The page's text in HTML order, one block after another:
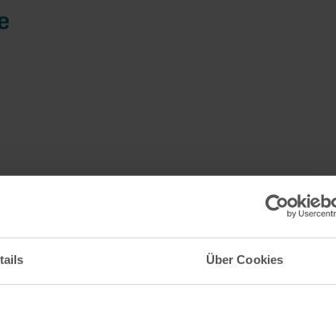
Über Cookies